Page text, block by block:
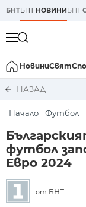
БНТБНТ НОВИНИБНТ
НовиниСвят
НАЗАД
Начало Футбол
футбол
Евро 2024
от БНТ